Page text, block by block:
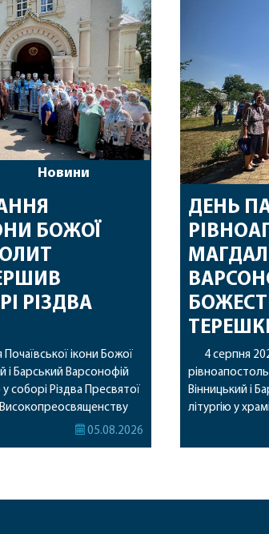
Новини
БОЖОЇ
РІЗДВА
ікони Божої
і Барський Варсонофій
соборі Різдва Пресвятої
Високопреосвященству
благочинні, духовенство
05.08.2026
ДЕНЬ
4 серпня
Вінницький і
літургію у
Терешки